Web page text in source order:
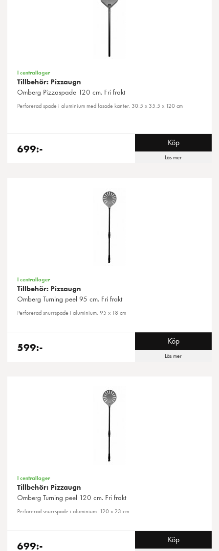
I centrallager
Tillbehör: Pizzaugn
Omberg Pizzaspade 120 cm. Fri frakt
Perforerad spade i aluminium med fasade kanter. 30.5 x 35.5 x 120 cm
699:- Köp
Läs mer
I centrallager
Tillbehör: Pizzaugn
Omberg Turning peel 95 cm. Fri frakt
Perforerad snurrspade i aluminium. 95 x 18 cm
599:- Köp
Läs mer
I centrallager
Tillbehör: Pizzaugn
Omberg Turning peel 120 cm. Fri frakt
Perforerad snurrspade i aluminium. 120 x 23 cm
699:- Köp